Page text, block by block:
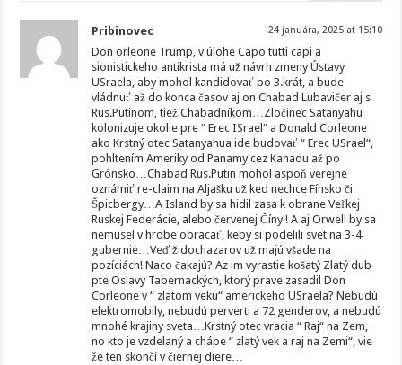
Pribinovec 24 januára, 2025 at 15:10
Don orleone Trump, v úlohe Capo tutti capi a
sionistickeho antikrista má už návrh zmeny Ústavy
USraela, aby mohol kandidovať po 3.krát, a bude
vládnuť až do konca časov aj on Chabad Lubavičer aj s
Rus.Putinom, tiež Chabadníkom…Zločinec Satanyahu
kolonizuje okolie pre “ Erec ISrael“ a Donald Corleone
ako Krstný otec Satanyahua ide budovať “ Erec USrael“,
pohltením Ameriky od Panamy cez Kanadu až po
Grónsko…Chabad Rus.Putin mohol aspoň verejne
oznámiť re-claim na Aljašku už ked nechce Fínsko či
Špicbergy…A Island by sa hidil zasa k obrane Veľkej
Ruskej Federácie, alebo červenej Číny ! A aj Orwell by sa
nemusel v hrobe obracať, keby si podelili svet na 3-4
gubernie…Veď židochazarov už majú všade na
pozíciách! Naco čakajú? Az im vyrastie košatý Zlatý dub
pte Oslavy Tabernackých, ktorý prave zasadil Don
Corleone v “ zlatom veku“ americkeho USraela? Nebudú
elektromobily, nebudú perverti a 72 genderov, a nebudú
mnohé krajiny sveta…Krstný otec vracia “ Raj“ na Zem,
no kto je vzdelaný a chápe “ zlatý vek a raj na Zemi“, vie
že ten skončí v čiernej diere…